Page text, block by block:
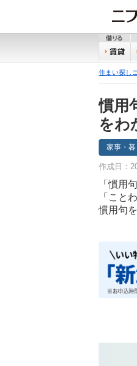
住まい探し
慣用
をわ
家事・暮
作成日：
「慣用
「こと
慣用句